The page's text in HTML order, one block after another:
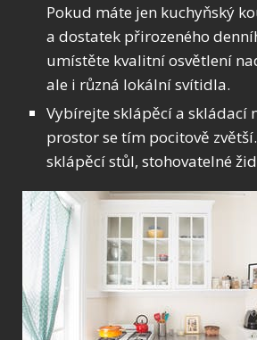
Pokud máte jen kuchyňský
a dostatek přirozeného
umístěte kvalitní osvětlení
ale i různá lokální svítidla.
Vybírejte sklápěcí a skládací
prostor se tím pocitově
sklápěcí stůl, stohovatelné